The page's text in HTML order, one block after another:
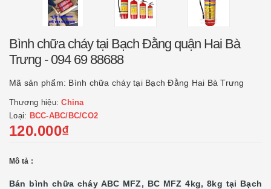
Bình chữa cháy tại Bạch Đằng quận Hai Bà
Trưng - 094 69 88688
Mã sản phẩm: Bình chữa cháy tại Bạch Đằng Hai Bà Trưng
Thương hiệu:China
Loại: BCC-ABC/BC/CO2
120.000₫
Mô tả :
Bán bình chữa cháy ABC MFZ, BC MFZ 4kg, 8kg tại Bạch